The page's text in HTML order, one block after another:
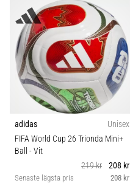
Nike
Phantom
Upptäck
de
nya
Nike
Phantom
fotbollsskorna
kontroll
adidas
Unisex
FIFA World Cup 26 Trionda Mini+
Ball - Vit
219 kr
208 kr
Senaste lägsta pris 208 kr